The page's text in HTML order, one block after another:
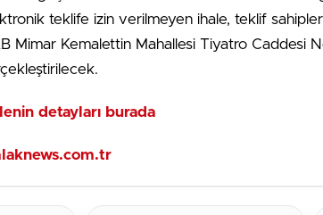
teklife izin verilmeyen ihale, teklif
Mimar Kemalettin Mahallesi Tiyatro Caddesi
detayları burada